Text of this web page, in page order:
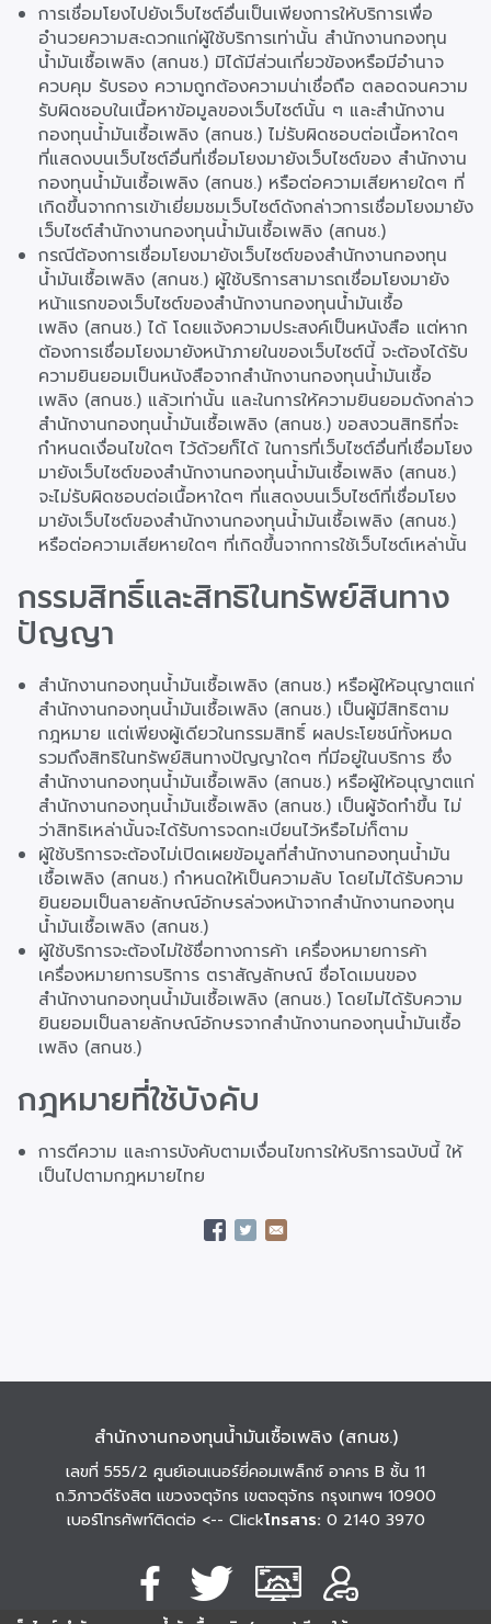
การเชื่อมโยงไปยังเว็บไซต์อื่นเป็นเพียงการให้บริการเพื่อ
อำนวยความสะดวกแก่ผู้ใช้บริการเท่านั้น สำนักงานกองทุน
น้ำมันเชื้อเพลิง (สกนช.) มิได้มีส่วนเกี่ยวข้องหรือมีอำนาจ
ควบคุม รับรอง ความถูกต้องความน่าเชื่อถือ ตลอดจนความ
รับผิดชอบในเนื้อหาข้อมูลของเว็บไซต์นั้น ๆ และสำนักงาน
กองทุนน้ำมันเชื้อเพลิง (สกนช.) ไม่รับผิดชอบต่อเนื้อหาใดๆ
ที่แสดงบนเว็บไซต์อื่นที่เชื่อมโยงมายังเว็บไซต์ของ สำนักงาน
กองทุนน้ำมันเชื้อเพลิง (สกนช.) หรือต่อความเสียหายใดๆ ที่
เกิดขึ้นจากการเข้าเยี่ยมชมเว็บไซต์ดังกล่าวการเชื่อมโยงมายัง
เว็บไซต์สำนักงานกองทุนน้ำมันเชื้อเพลิง (สกนช.)
กรณีต้องการเชื่อมโยงมายังเว็บไซต์ของสำนักงานกองทุน
น้ำมันเชื้อเพลิง (สกนช.) ผู้ใช้บริการสามารถเชื่อมโยงมายัง
หน้าแรกของเว็บไซต์ของสำนักงานกองทุนน้ำมันเชื้อ
เพลิง (สกนช.) ได้ โดยแจ้งความประสงค์เป็นหนังสือ แต่หาก
ต้องการเชื่อมโยงมายังหน้าภายในของเว็บไซต์นี้ จะต้องได้รับ
ความยินยอมเป็นหนังสือจากสำนักงานกองทุนน้ำมันเชื้อ
เพลิง (สกนช.) แล้วเท่านั้น และในการให้ความยินยอมดังกล่าว
สำนักงานกองทุนน้ำมันเชื้อเพลิง (สกนช.) ขอสงวนสิทธิที่จะ
กำหนดเงื่อนไขใดๆ ไว้ด้วยก็ได้ ในการที่เว็บไซต์อื่นที่เชื่อมโยง
มายังเว็บไซต์ของสำนักงานกองทุนน้ำมันเชื้อเพลิง (สกนช.)
จะไม่รับผิดชอบต่อเนื้อหาใดๆ ที่แสดงบนเว็บไซต์ที่เชื่อมโยง
มายังเว็บไซต์ของสำนักงานกองทุนน้ำมันเชื้อเพลิง (สกนช.)
หรือต่อความเสียหายใดๆ ที่เกิดขึ้นจากการใช้เว็บไซต์เหล่านั้น
กรรมสิทธิ์และสิทธิในทรัพย์สินทาง
ปัญญา
สำนักงานกองทุนน้ำมันเชื้อเพลิง (สกนช.) หรือผู้ให้อนุญาตแก่
สำนักงานกองทุนน้ำมันเชื้อเพลิง (สกนช.) เป็นผู้มีสิทธิตาม
กฎหมาย แต่เพียงผู้เดียวในกรรมสิทธิ์ ผลประโยชน์ทั้งหมด
รวมถึงสิทธิในทรัพย์สินทางปัญญาใดๆ ที่มีอยู่ในบริการ ซึ่ง
สำนักงานกองทุนน้ำมันเชื้อเพลิง (สกนช.) หรือผู้ให้อนุญาตแก่
สำนักงานกองทุนน้ำมันเชื้อเพลิง (สกนช.) เป็นผู้จัดทำขึ้น ไม่
ว่าสิทธิเหล่านั้นจะได้รับการจดทะเบียนไว้หรือไม่ก็ตาม
ผู้ใช้บริการจะต้องไม่เปิดเผยข้อมูลที่สำนักงานกองทุนน้ำมัน
เชื้อเพลิง (สกนช.) กำหนดให้เป็นความลับ โดยไม่ได้รับความ
ยินยอมเป็นลายลักษณ์อักษรล่วงหน้าจากสำนักงานกองทุน
น้ำมันเชื้อเพลิง (สกนช.)
ผู้ใช้บริการจะต้องไม่ใช้ชื่อทางการค้า เครื่องหมายการค้า
เครื่องหมายการบริการ ตราสัญลักษณ์ ชื่อโดเมนของ
สำนักงานกองทุนน้ำมันเชื้อเพลิง (สกนช.) โดยไม่ได้รับความ
ยินยอมเป็นลายลักษณ์อักษรจากสำนักงานกองทุนน้ำมันเชื้อ
เพลิง (สกนช.)
กฎหมายที่ใช้บังคับ
การตีความ และการบังคับตามเงื่อนไขการให้บริการฉบับนี้ ให้
เป็นไปตามกฎหมายไทย
สำนักงานกองทุนน้ำมันเชื้อเพลิง (สกนช.)
เลขที่ 555/2 ศูนย์เอนเนอร์ยี่คอมเพล็กซ์ อาคาร B ชั้น 11
ถ.วิภาวดีรังสิต แขวงจตุจักร เขตจตุจักร กรุงเทพฯ 10900
เบอร์โทรศัพท์ติดต่อ <-- Clickโทรสาร: 0 2140 3970